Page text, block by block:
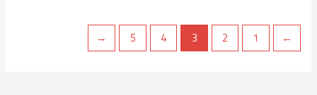
→
1
2
3
4
5
←